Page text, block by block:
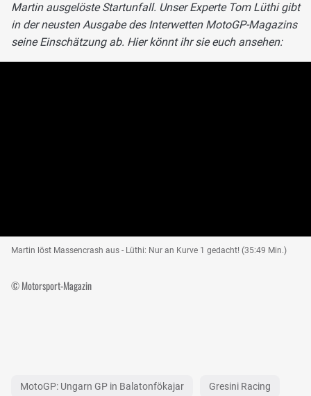
Martin ausgelöste Startunfall. Unser Experte Tom Lüthi gibt
in der neusten Ausgabe des Interwetten MotoGP-Magazins
seine Einschätzung ab. Hier könnt ihr sie euch ansehen:
Martin löst Massencrash aus - Lüthi: Nur an Kurve 1 gedacht! (35:49 Min.)
© Motorsport-Magazin
MotoGP: Ungarn GP in Balatonfökajar Gresini Racing